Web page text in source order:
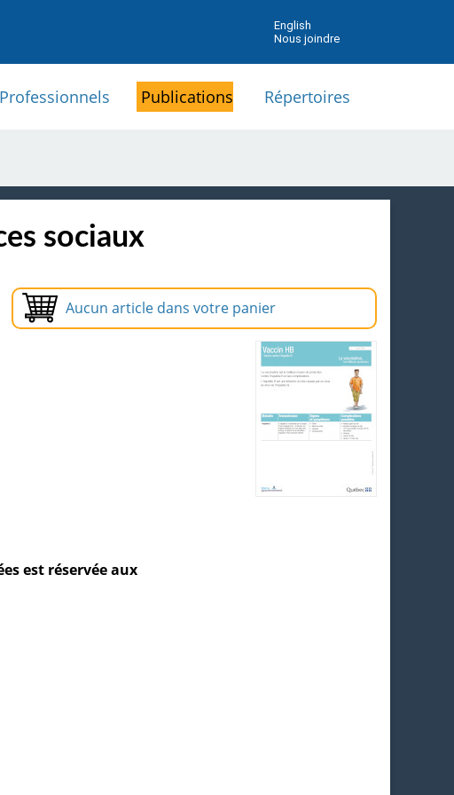
English
Nous joindre
Professionnels Publications Répertoires
sociaux
Aucun article dans votre panier
est réservée aux